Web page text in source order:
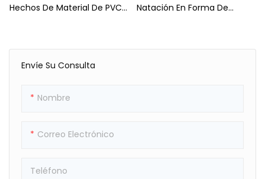
Envíe Su Consulta
Nombre
Correo Electrónico
Teléfono
Del OEM Con La Manija
Hechos De Material De PVC
Duradero Que Cualquier
Otro Producto En El
Suficientemente Sólido Para
Cuando Nadas
Corazón Del Brillo Del
Natación En Forma De
Tiene Olor, Es Seguro Para